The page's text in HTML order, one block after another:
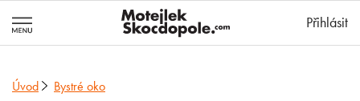
Přihlásit
Úvod Bystré oko